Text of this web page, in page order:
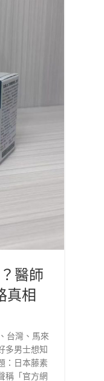
醫師
真相
台灣、馬來
多男士想知
：日本藤素
稱「官方網